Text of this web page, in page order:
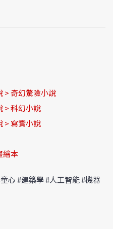
> 奇幻驚險小說
> 科幻小說
> 寫實小說
繪本
心 #建築學 #人工智能 #機器